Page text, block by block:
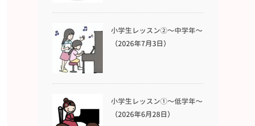
小学生レッスン②〜中学年〜
（2026年7月3日）
小学生レッスン①〜低学年〜
（2026年6月28日）